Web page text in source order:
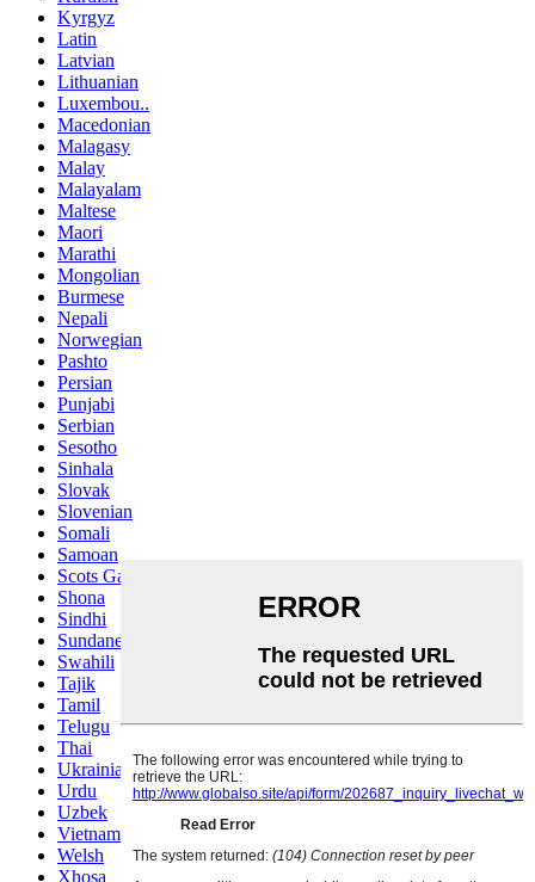
Kyrgyz
Latin
Latvian
Lithuanian
Luxembou..
Macedonian
Malagasy
Malay
Malayalam
Maltese
Maori
Marathi
Mongolian
Burmese
Nepali
Norwegian
Pashto
Persian
Punjabi
Serbian
Sesotho
Sinhala
Slovak
Slovenian
Somali
Samoan
Scots Gaelic
Shona
Sindhi
Sundanese
Swahili
Tajik
Tamil
Telugu
Thai
Ukrainian
Urdu
Uzbek
Vietnamese
Welsh
Xhosa